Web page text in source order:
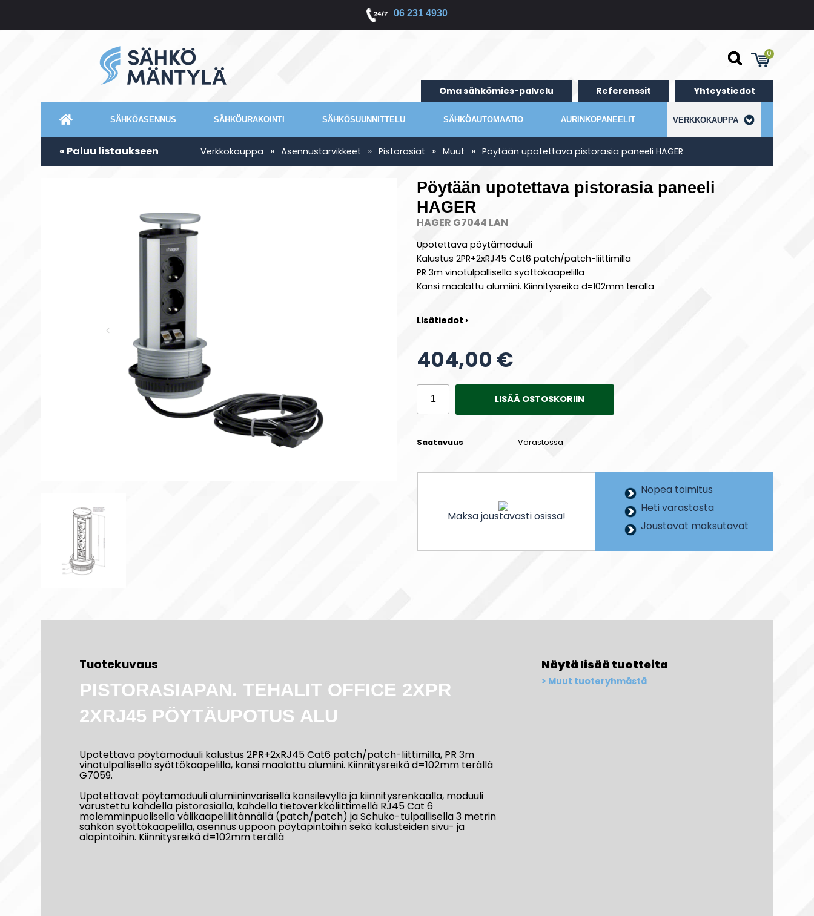
06 231 4930
0
Oma sähkömies-palvelu Referenssit Yhteystiedot
SÄHKÖASENNUS SÄHKÖURAKOINTI SÄHKÖSUUNNITTELU SÄHKÖAUTOMAATIO AURINKOPANEELIT VERKKOKAUPPA
« Paluu listaukseen Verkkokauppa » Asennustarvikkeet » Pistorasiat » Muut » Pöytään upotettava pistorasia paneeli HAGER
Pöytään upotettava pistorasia paneeli
HAGER
HAGER G7044 LAN
Upotettava pöytämoduuli
Kalustus 2PR+2xRJ45 Cat6 patch/patch-liittimillä
PR 3m vinotulpallisella syöttökaapelilla
Kansi maalattu alumiini. Kiinnitysreikä d=102mm terällä
Lisätiedot ›
404,00 €
LISÄÄ OSTOSKORIIN
Saatavuus Varastossa
Maksa joustavasti osissa!
Nopea toimitus
Heti varastosta
Joustavat maksutavat
Tuotekuvaus
PISTORASIAPAN. TEHALIT OFFICE 2XPR
2XRJ45 PÖYTÄUPOTUS ALU
Upotettava pöytämoduuli kalustus 2PR+2xRJ45 Cat6 patch/patch-liittimillä, PR 3m
vinotulpallisella syöttökaapelilla, kansi maalattu alumiini. Kiinnitysreikä d=102mm terällä
G7059.
Upotettavat pöytämoduuli alumiininvärisellä kansilevyllä ja kiinnitysrenkaalla, moduuli
varustettu kahdella pistorasialla, kahdella tietoverkkoliittimellä RJ45 Cat 6
molemminpuolisella välikaapeliliitännällä (patch/patch) ja Schuko-tulpallisella 3 metrin
sähkön syöttökaapelilla, asennus uppoon pöytäpintoihin sekä kalusteiden sivu- ja
alapintoihin. Kiinnitysreikä d=102mm terällä
Näytä lisää tuotteita
Muut tuoteryhmästä